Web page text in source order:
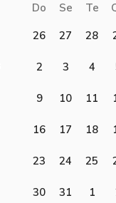
Do Se Te
26
27 28
2 3 4
9 10 11
16 17 18
23 24 25
30 31 1